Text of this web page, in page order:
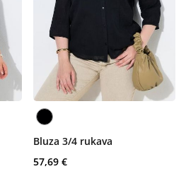
Bluza 3/4 rukava
57,69 €